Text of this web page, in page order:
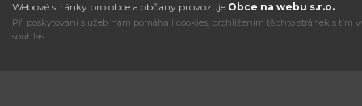
Webové stránky pro obce a občany provozuje Obce na webu s.r.o.
Při poskytování služeb nám pomáhají cookies, prohlížením těchto stránek s tím
souhlas.